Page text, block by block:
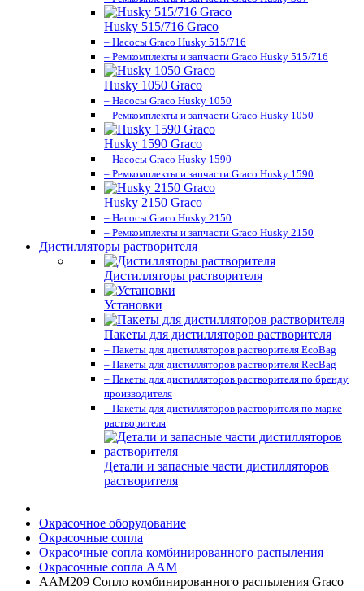
Husky 515/716 Graco
– Насосы Graco Husky 515/716
– Ремкомплекты и запчасти Graco Husky 515/716
Husky 1050 Graco
– Насосы Graco Husky 1050
– Ремкомплекты и запчасти Graco Husky 1050
Husky 1590 Graco
– Насосы Graco Husky 1590
– Ремкомплекты и запчасти Graco Husky 1590
Husky 2150 Graco
– Насосы Graco Husky 2150
– Ремкомплекты и запчасти Graco Husky 2150
Дистилляторы растворителя
Дистилляторы растворителя
Установки
Пакеты для дистилляторов растворителя
– Пакеты для дистилляторов растворителя EcoBag
– Пакеты для дистилляторов растворителя RecBag
– Пакеты для дистилляторов растворителя по бренду
производителя
– Пакеты для дистилляторов растворителя по марке
растворителя
Детали и запасные части дистилляторов
растворителя
Окрасочное оборудование
Окрасочные сопла
Окрасочные сопла комбинированного распыления
Окрасочные сопла AAM
AAM209 Сопло комбинированного распыления Graco